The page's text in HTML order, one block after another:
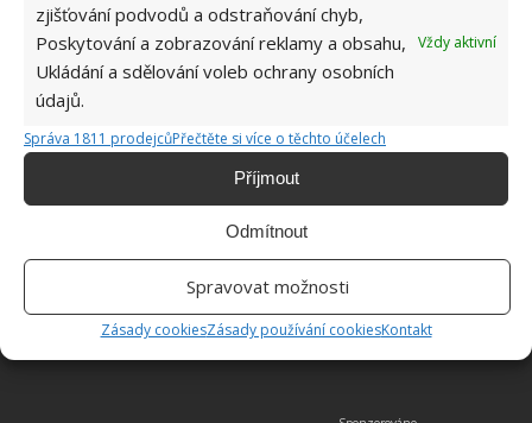
zjišťování podvodů a odstraňování chyb,
Poskytování a zobrazování reklamy a obsahu,
Ukládání a sdělování voleb ochrany osobních
údajů.
Vždy aktivní
Správa 1811 prodejcůPřečtěte si více o těchto účelech
Příjmout
Odmítnout
Spravovat možnosti
Zásady cookiesZásady používání cookiesKontakt
Obrázky: news.shareably